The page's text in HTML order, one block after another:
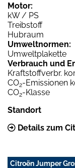
Motor:
kW / PS
Treibstoff
Hubraum
Umweltnormen:
Umweltplakette
Verbrauch und
Kraftstoffverbr.
CO2-Emissionen
CO2-Klasse
Standort
Details zum
Citroën Jumper